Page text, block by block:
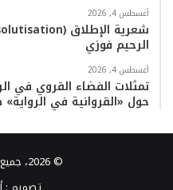
أغسطس 4, 2026
الرحيم فوزي
أغسطس 4, 2026
تمثلات الفضاء القروي في
حول «القروانية في
© 2026، جميع الحقوق محفوظة